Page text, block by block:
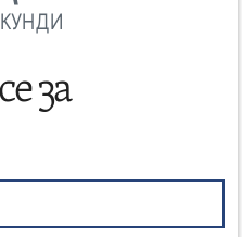
за